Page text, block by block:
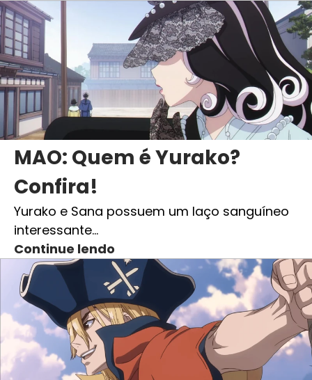
MAO: Quem é Yurako?
Confira!
Yurako e Sana possuem um laço sanguíneo
interessante…
Continue lendo